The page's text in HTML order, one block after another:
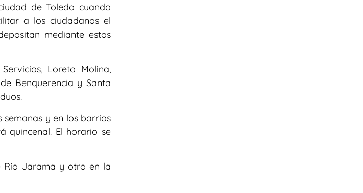
de Toledo cuando
a los ciudadanos el
mediante estos
Loreto Molina,
Benquerencia y Santa
semanas y en los barrios
quincenal. El horario se
Río Jarama y otro en la